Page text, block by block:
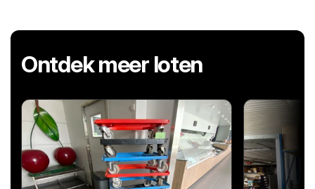
Ontdek meer loten